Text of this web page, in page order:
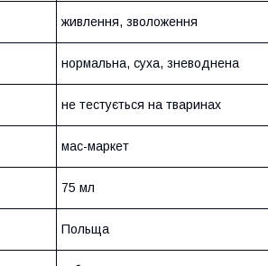
живлення, зволоження
нормальна, суха, зневоднена
не тестується на тваринах
мас-маркет
75 мл
Польща